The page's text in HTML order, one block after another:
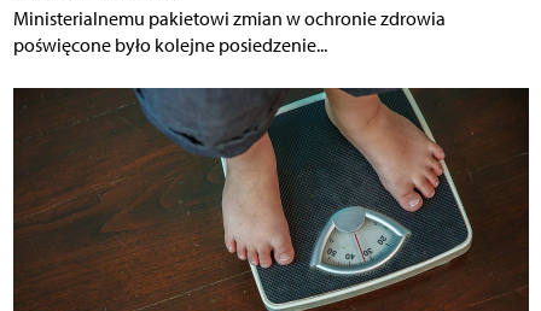
Ministerialnemu pakietowi zmian w ochronie zdrowia
poświęcone było kolejne posiedzenie...